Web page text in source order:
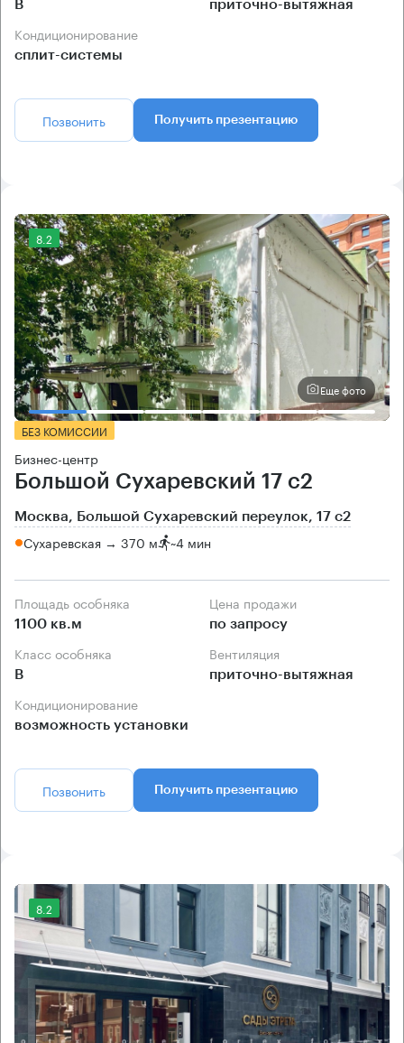
B приточно-вытяжная
Кондиционирование
сплит-системы
Позвонить Получить презентацию
8.2
Еще фото
БЕЗ КОМИССИИ
Бизнес-центр
Большой Сухаревский 17 с2
Москва, Большой Сухаревский переулок, 17 с2
Сухаревская → 370 м ~4 мин
Площадь особняка
1100 кв.м
Цена продажи
по запросу
Класс особняка
B
Вентиляция
приточно-вытяжная
Кондиционирование
возможность установки
Позвонить Получить презентацию
8.2